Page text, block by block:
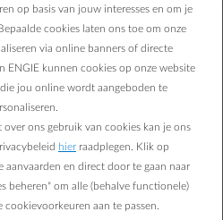
om je bedrijfswagen slim op te
van ENGIE, zelfs als je
of andere energieleverancier
niet mogelijk om je laadpaal zelf
koppelen. Dit is normaal ook niet
via de auto zelf regelen.
hebt waarmee je ook beloningen
dus makkelijk gecombineerd
beloningen verdienen door het
op basis van jouw interesses en om je
cookies laten ons toe om onze
via online banners of directe
ENGIE kunnen cookies op onze website
jou online wordt aangeboden te
ons gebruik van cookies kan je ons
hier raadplegen. Klik op
aanvaarden en direct door te gaan naar
beheren" om alle (behalve functionele)
cookievoorkeuren aan te passen.